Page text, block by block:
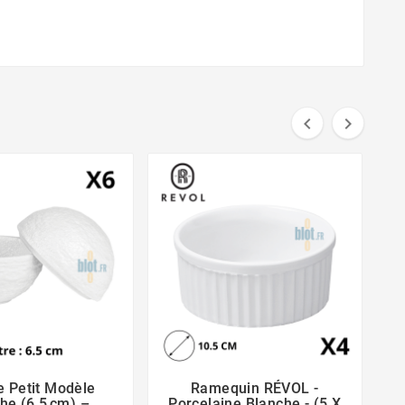
 
 
Petit Modèle
  
Ramequin RÉVOL -